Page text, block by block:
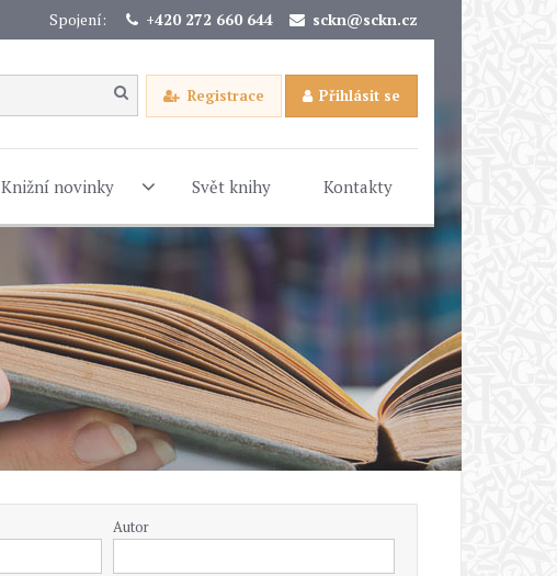
Spojení: +420 272 660 644 sckn@sckn.cz
Registrace Přihlásit se
Knižní novinky Svět knihy Kontakty
Autor